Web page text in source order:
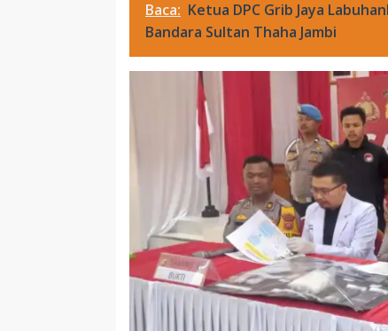
Baca: Ketua DPC Grib Jaya
Bandara Sultan Thaha Jambi